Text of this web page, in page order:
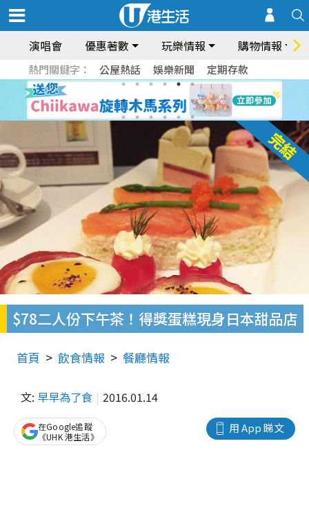
演唱會 優惠著數 玩樂情報 購物情報
熱門關鍵字： 公屋熱話 娛樂新聞 定期存款
$78二人份下午茶！得獎蛋糕現身日本甜品店
首頁 飲食情報 餐廳情報
文: 早早為了食 2016.01.14
用 App 睇文
在Google追蹤
《UHK 港生活》